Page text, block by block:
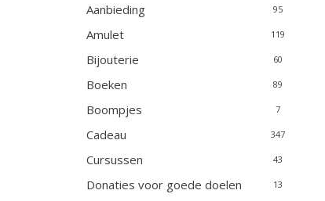
Aanbieding 95
Amulet 119
Bijouterie 60
Boeken 89
Boompjes 7
Cadeau 347
Cursussen 43
Donaties voor goede doelen 13